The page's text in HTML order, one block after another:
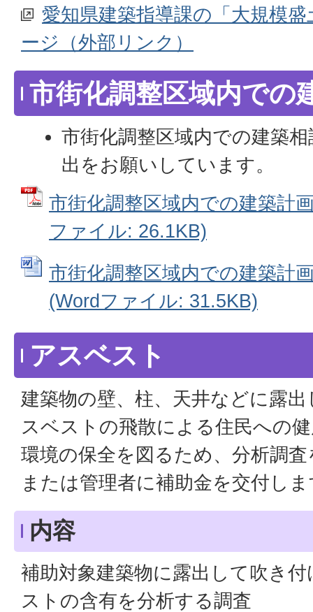
愛知県建築指導課の「大規模
ージ（外部リンク）
市街化調整区域内での
市街化調整区域内での建築
出をお願いしています。
市街化調整区域内での建築計
ファイル: 26.1KB)
市街化調整区域内での建築計
(Wordファイル: 31.5KB)
アスベスト
建築物の壁、柱、天井などに露
スベストの飛散による住民への
環境の保全を図るため、分析調
または管理者に補助金を交付し
内容
補助対象建築物に露出して吹き
ストの含有を分析する調査